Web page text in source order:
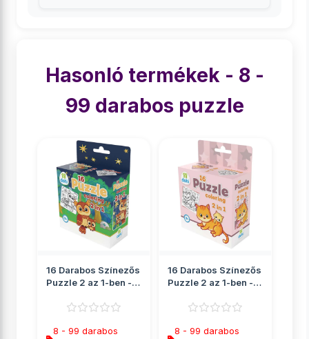
Hasonló termékek - 8 -
99 darabos puzzle
16 Darabos Színezős
Puzzle 2 az 1-ben -
8 - 99 darabos
16 Darabos Színezős
Puzzle 2 az 1-ben -
8 - 99 darabos